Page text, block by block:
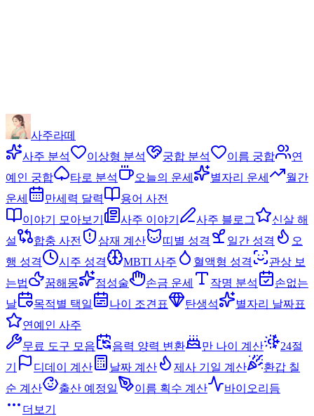
사주라떼
사주 분석
이상형 분석 궁합 분석 이름 궁합
연
예인 궁합
타로 분석 오늘의 운세 별자리 운세
월간
운세
만세력 달력
용어 사전
이야기 모아보기
사주 이야기 사주 블로그
신살 해
설
합충 사전 삼재 계산 띠별 성격 일간 성격
오
행 성격
시주 성격 MBTI 사주 혈액형 성격
관상 보
는법
꿈해몽 점성술 손금 운세 작명 분석
손없는
날
목적별 택일 나이 조견표 탄생석
별자리 날짜표
연예인 사주
무료 도구 모음
음력 양력 변환 만 나이 계산
24절
기
디데이 계산 날짜 계산 제사 기일 계산
환갑 칠
순 계산
출산 예정일 이름 획수 계산
바이오리듬
더보기